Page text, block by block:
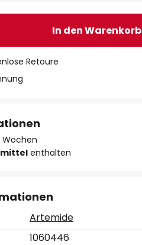
In den Warenkorb
Retoure
Wochen
enthalten
Artemide
1060446